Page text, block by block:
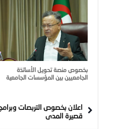
بخصوص منصة تحويل الأساتذة
الجامعيين بين المؤسسات الجامعية
اعلان بخصوص التربصات
قصيرة المدى